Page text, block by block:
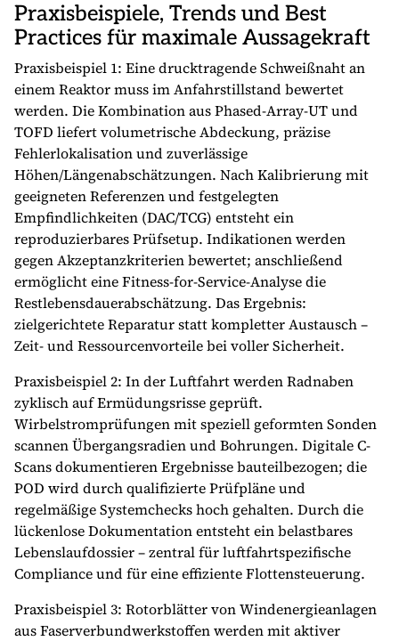
Praxisbeispiele, Trends und Best
Practices für maximale Aussagekraft
Praxisbeispiel 1: Eine drucktragende Schweißnaht an
einem Reaktor muss im Anfahrstillstand bewertet
werden. Die Kombination aus Phased-Array-UT und
TOFD liefert volumetrische Abdeckung, präzise
Fehlerlokalisation und zuverlässige
Höhen/Längenabschätzungen. Nach Kalibrierung mit
geeigneten Referenzen und festgelegten
Empfindlichkeiten (DAC/TCG) entsteht ein
reproduzierbares Prüfsetup. Indikationen werden
gegen Akzeptanzkriterien bewertet; anschließend
ermöglicht eine Fitness-for-Service-Analyse die
Restlebensdauerabschätzung. Das Ergebnis:
zielgerichtete Reparatur statt kompletter Austausch –
Zeit- und Ressourcenvorteile bei voller Sicherheit.
Praxisbeispiel 2: In der Luftfahrt werden Radnaben
zyklisch auf Ermüdungsrisse geprüft.
Wirbelstromprüfungen mit speziell geformten Sonden
scannen Übergangsradien und Bohrungen. Digitale C-
Scans dokumentieren Ergebnisse bauteilbezogen; die
POD wird durch qualifizierte Prüfpläne und
regelmäßige Systemchecks hoch gehalten. Durch die
lückenlose Dokumentation entsteht ein belastbares
Lebenslaufdossier – zentral für luftfahrtspezifische
Compliance und für eine effiziente Flottensteuerung.
Praxisbeispiel 3: Rotorblätter von Windenergieanlagen
aus Faserverbundwerkstoffen werden mit aktiver